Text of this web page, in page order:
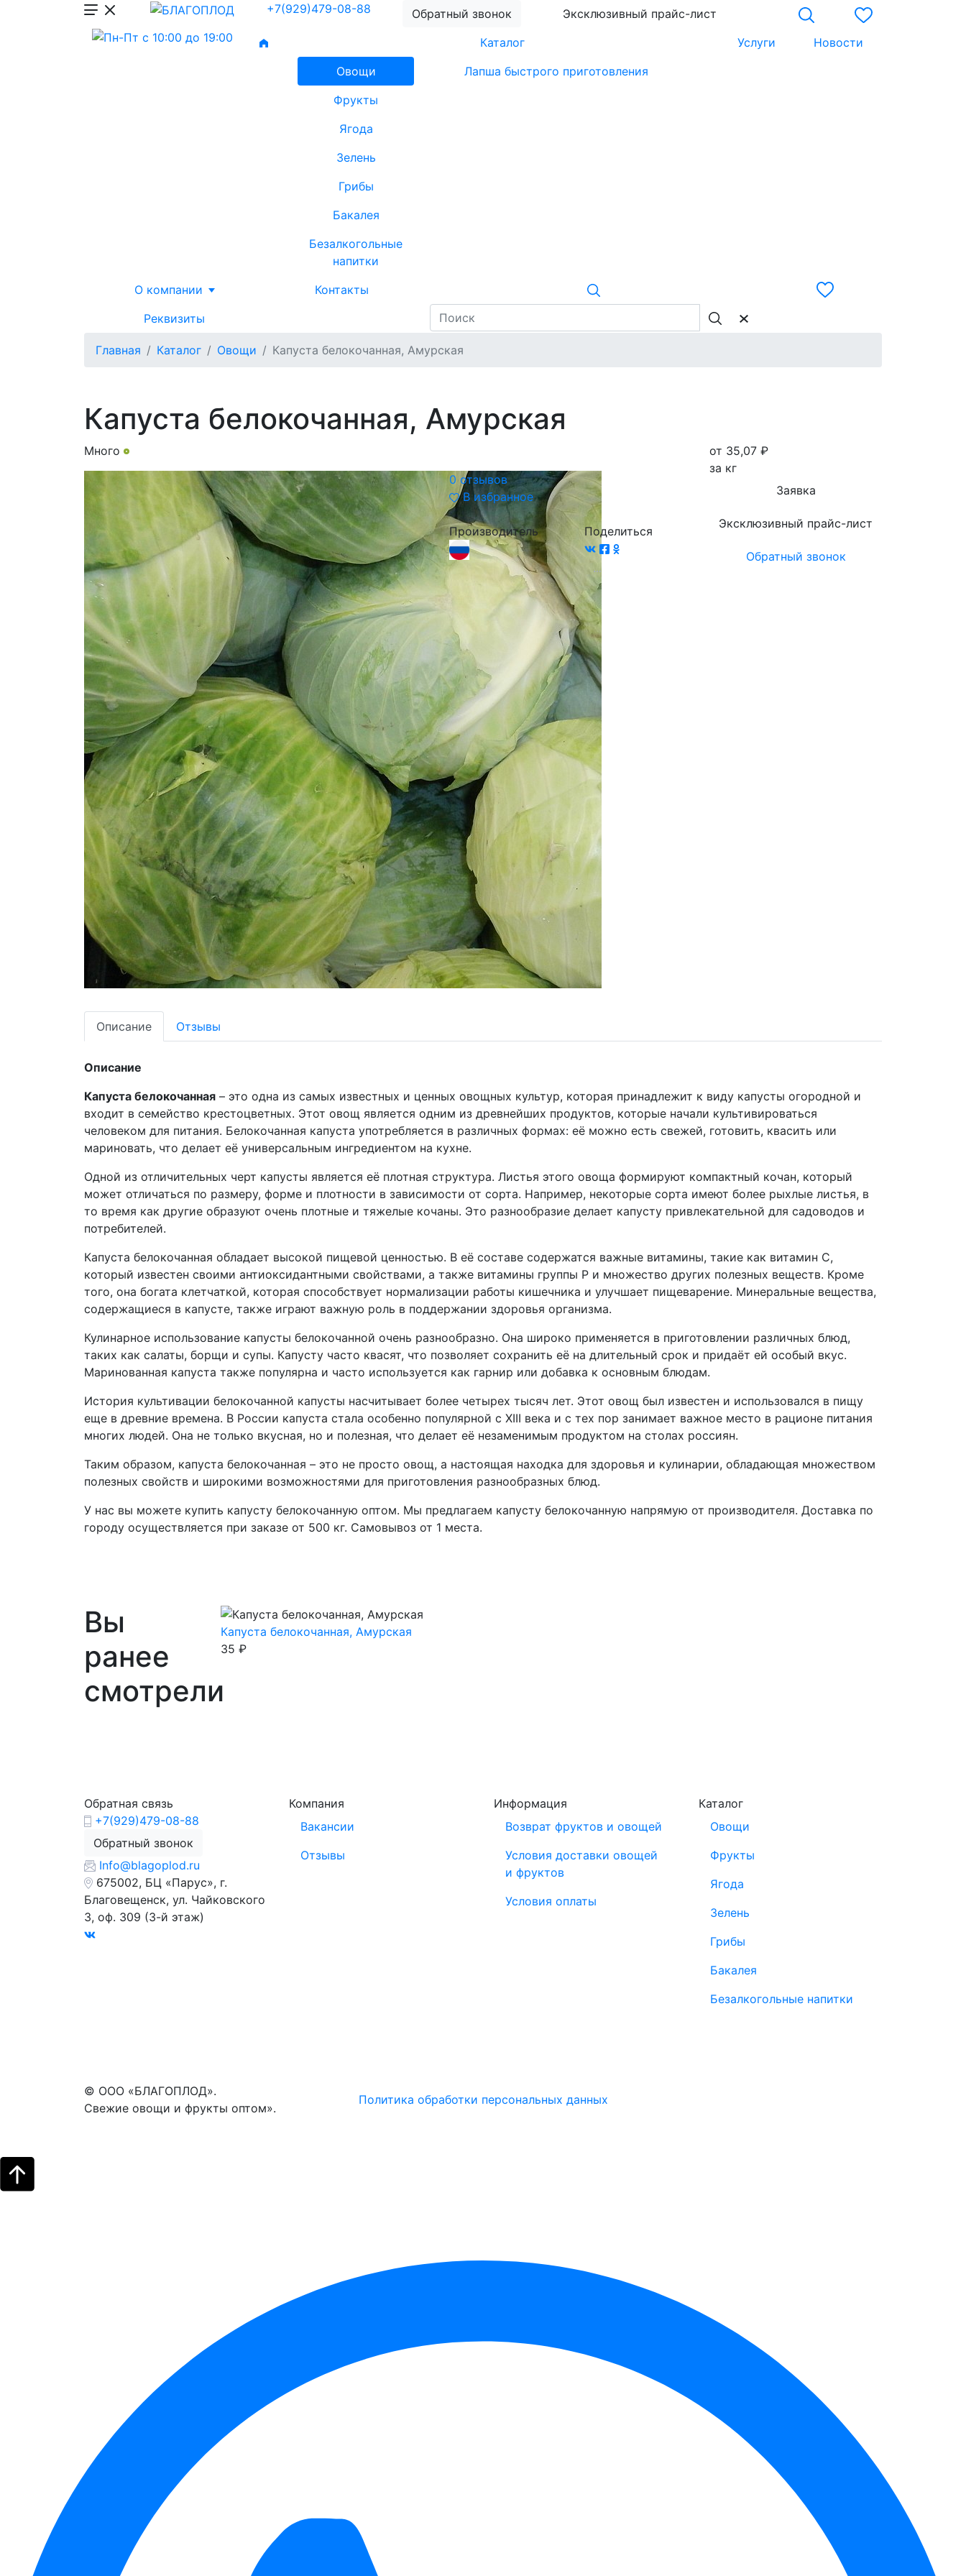
+7(929)479-08-88 Обратный звонок
Эксклюзивный прайс-лист
Каталог
Овощи
Фрукты
Ягода
Зелень
Грибы
Бакалея
Безалкогольные
напитки
Лапша быстрого приготовления
Услуги Новости
О компании
Реквизиты
Контакты
Главная Каталог Овощи Капуста белокочанная, Амурская
Капуста белокочанная, Амурская
Много
0 отзывов
В избранное
Производитель Поделиться
от 35,07 ₽
за кг
Заявка
Эксклюзивный прайс-лист
Обратный звонок
Описание Отзывы
Описание
Капуста белокочанная – это одна из самых известных и ценных овощных культур, которая принадлежит к виду капусты огородной и
входит в семейство крестоцветных. Этот овощ является одним из древнейших продуктов, которые начали культивироваться
человеком для питания. Белокочанная капуста употребляется в различных формах: её можно есть свежей, готовить, квасить или
мариновать, что делает её универсальным ингредиентом на кухне.
Одной из отличительных черт капусты является её плотная структура. Листья этого овоща формируют компактный кочан, который
может отличаться по размеру, форме и плотности в зависимости от сорта. Например, некоторые сорта имеют более рыхлые листья, в
то время как другие образуют очень плотные и тяжелые кочаны. Это разнообразие делает капусту привлекательной для садоводов и
потребителей.
Капуста белокочанная обладает высокой пищевой ценностью. В её составе содержатся важные витамины, такие как витамин С,
который известен своими антиоксидантными свойствами, а также витамины группы Р и множество других полезных веществ. Кроме
того, она богата клетчаткой, которая способствует нормализации работы кишечника и улучшает пищеварение. Минеральные вещества,
содержащиеся в капусте, также играют важную роль в поддержании здоровья организма.
Кулинарное использование капусты белокочанной очень разнообразно. Она широко применяется в приготовлении различных блюд,
таких как салаты, борщи и супы. Капусту часто квасят, что позволяет сохранить её на длительный срок и придаёт ей особый вкус.
Маринованная капуста также популярна и часто используется как гарнир или добавка к основным блюдам.
История культивации белокочанной капусты насчитывает более четырех тысяч лет. Этот овощ был известен и использовался в пищу
еще в древние времена. В России капуста стала особенно популярной с XIII века и с тех пор занимает важное место в рационе питания
многих людей. Она не только вкусная, но и полезная, что делает её незаменимым продуктом на столах россиян.
Таким образом, капуста белокочанная – это не просто овощ, а настоящая находка для здоровья и кулинарии, обладающая множеством
полезных свойств и широкими возможностями для приготовления разнообразных блюд.
У нас вы можете купить капусту белокочанную оптом. Мы предлагаем капусту белокочанную напрямую от производителя. Доставка по
городу осуществляется при заказе от 500 кг. Самовывоз от 1 места.
Вы
ранее
смотрели
Капуста белокочанная, Амурская
35 ₽
Обратная связь
+7(929)479-08-88
Обратный звонок
Info@blagoplod.ru
675002, БЦ «Парус», г.
Благовещенск, ул. Чайковского
3, оф. 309 (3-й этаж)
Компания
Вакансии
Отзывы
Информация
Возврат фруктов и овощей
Условия доставки овощей
и фруктов
Условия оплаты
Каталог
Овощи
Фрукты
Ягода
Зелень
Грибы
Бакалея
Безалкогольные напитки
© ООО «БЛАГОПЛОД».
Свежие овощи и фрукты оптом».
Политика обработки персональных данных